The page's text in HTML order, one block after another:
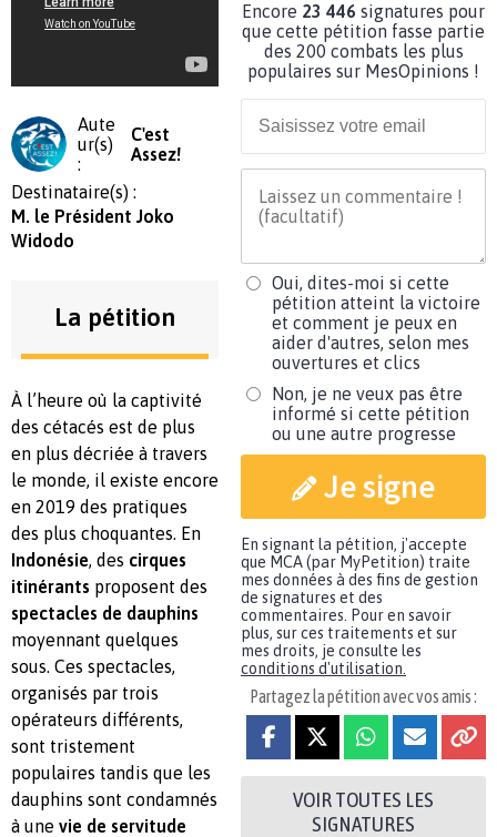
Aute
ur(s)
:
C'est
Assez!
Destinataire(s) :
M. le Président Joko
Widodo
La pétition
À l’heure où la captivité
des cétacés est de plus
en plus décriée à travers
le monde, il existe encore
en 2019 des pratiques
des plus choquantes. En
Indonésie, des cirques
itinérants proposent des
spectacles de dauphins
moyennant quelques
sous. Ces spectacles,
organisés par trois
opérateurs différents,
sont tristement
populaires tandis que les
dauphins sont condamnés
à une vie de servitude
Encore 23 446 signatures pour
que cette pétition fasse partie
des 200 combats les plus
populaires sur MesOpinions !
Oui, dites-moi si cette
pétition atteint la victoire
et comment je peux en
aider d'autres, selon mes
ouvertures et clics
Non, je ne veux pas être
informé si cette pétition
ou une autre progresse
Je signe
En signant la pétition, j'accepte
que MCA (par MyPetition) traite
mes données à des fins de gestion
de signatures et des
commentaires. Pour en savoir
plus, sur ces traitements et sur
mes droits, je consulte les
conditions d'utilisation.
Partagez la pétition avec vos amis :
VOIR TOUTES LES
SIGNATURES